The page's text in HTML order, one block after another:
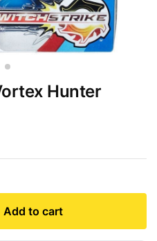
Hunter
Add to cart